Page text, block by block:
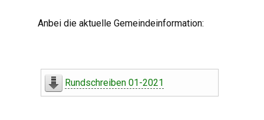
Anbei die aktuelle Gemeindeinformation:
Rundschreiben 01-2021